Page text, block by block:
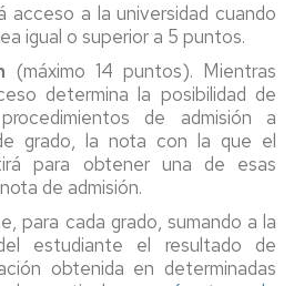
acceso a la universidad cuando
igual o superior a 5 puntos.
(máximo 14 puntos). Mientras
determina la posibilidad de
de admisión a
grado, la nota con la que el
para obtener una de esas
de admisión.
para cada grado, sumando a la
estudiante el resultado de
obtenida en determinadas